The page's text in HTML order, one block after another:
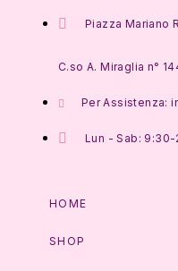
Piazza Mariano
C.so A. Miraglia n°
Per Assistenza:
Lun - Sab: 9:30-
HOME
SHOP